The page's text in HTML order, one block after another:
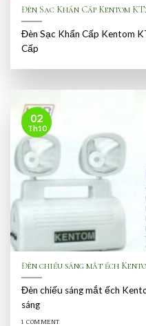
Đèn Sạc Khẩn Cấp Kentom
Đèn Sạc Khẩn Cấp Kentom
Cấp
Đèn chiếu sáng mắt ếch
Đèn chiếu sáng mắt ếch
sáng
1 COMMENT
02
Th10